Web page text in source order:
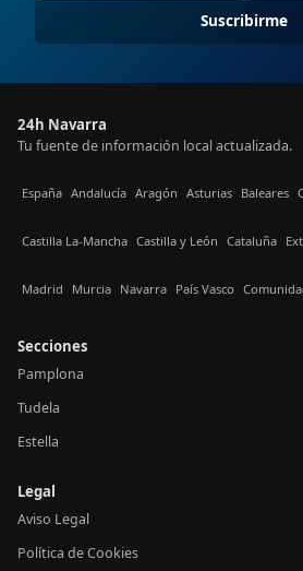
Suscribirme
24h Navarra
Tu fuente de información local actualizada.
España Andalucía Aragón Asturias Baleares
Castilla La-Mancha Castilla y León Cataluña
Madrid Murcia Navarra País Vasco
Secciones
Pamplona
Tudela
Estella
Legal
Aviso Legal
Política de Cookies